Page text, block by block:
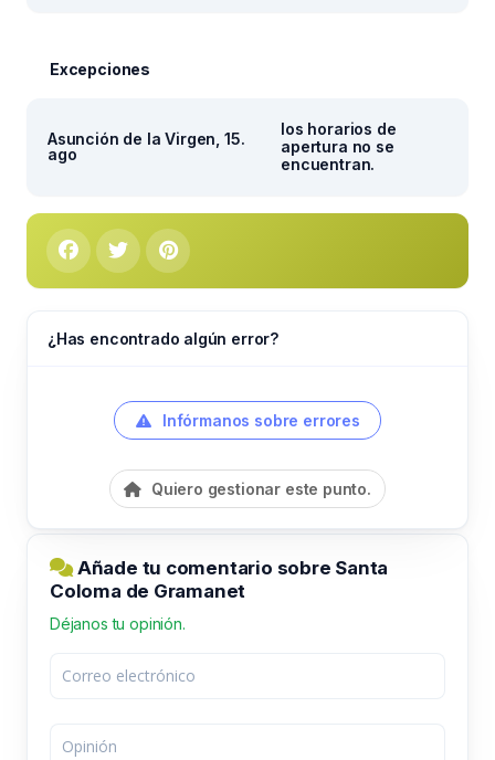
Excepciones
Asunción de la Virgen, 15.
ago
los horarios de
apertura no se
encuentran.
¿Has encontrado algún error?
Infórmanos sobre errores
Quiero gestionar este punto.
Añade tu comentario sobre Santa
Coloma de Gramanet
Déjanos tu opinión.